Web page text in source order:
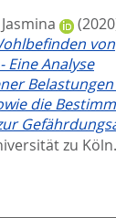
von
Eine Analyse
die
zu Köln.